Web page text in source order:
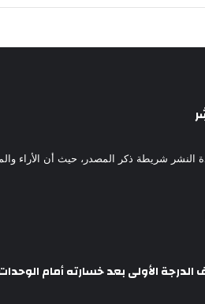
النشر شريطة ذكر المصدر، حيث أن الأراء
الأولى بعد خسارته أمام